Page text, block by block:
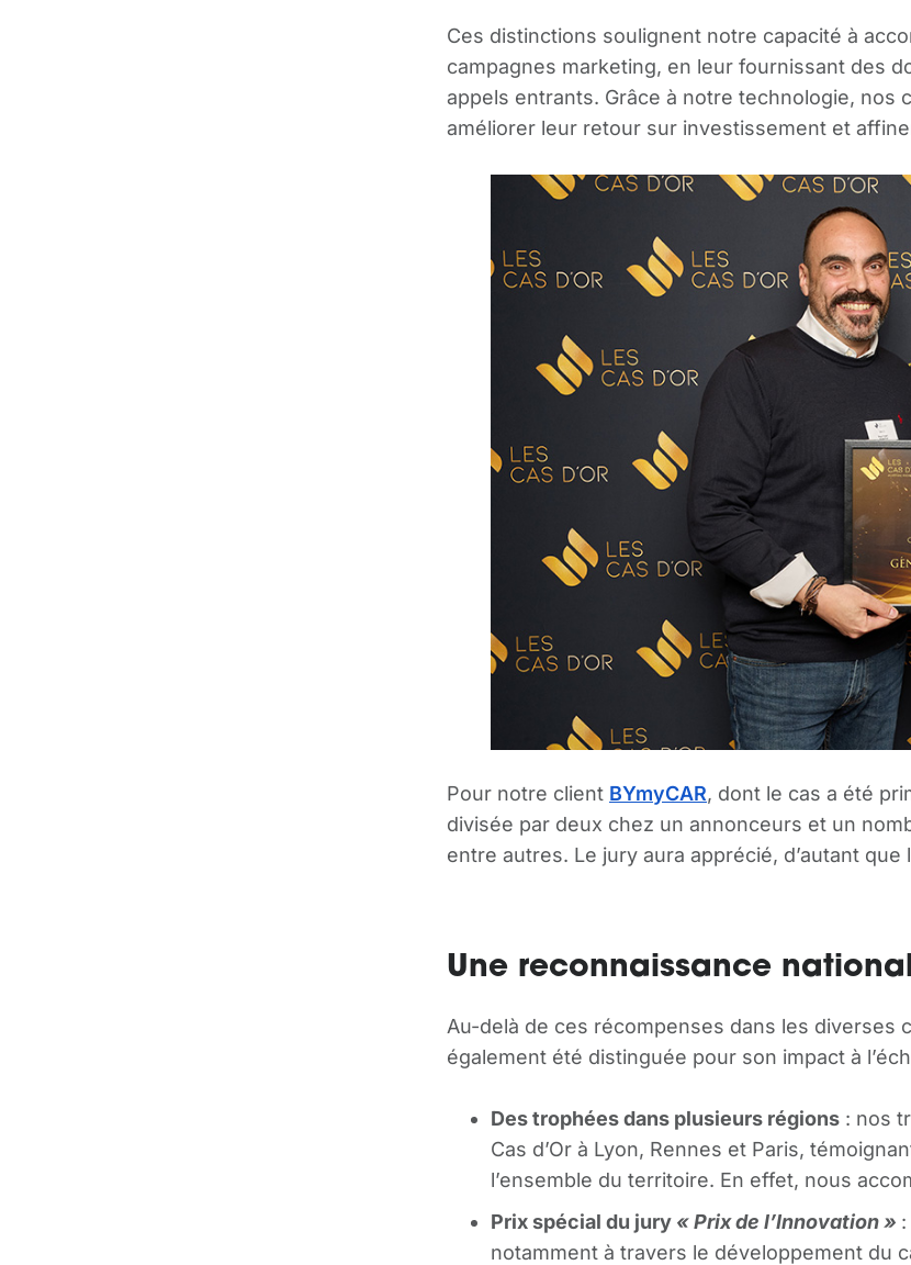
Ces distinctions soulignent notre capacité à
campagnes marketing, en leur fournissant des
appels entrants. Grâce à notre technologie,
améliorer leur retour sur investissement et
Pour notre client BYmyCAR, dont le cas a été
divisée par deux chez un annonceurs et un
entre autres. Le jury aura apprécié, d’autant
Une reconnaissance
Au-delà de ces récompenses dans les diverses
également été distinguée pour son impact à
Des trophées dans plusieurs régions : nos
Cas d’Or à Lyon, Rennes et Paris,
l’ensemble du territoire.​ En effet, nous
Prix spécial du jury « Prix de l’Innovation »
notamment à travers le développement du